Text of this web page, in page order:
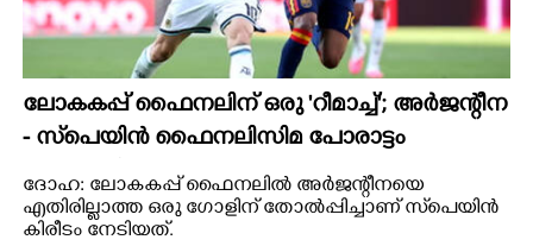
ലോകകപ്പ് ഫൈനലിന് ഒരു 'റീമാച്ച്'; അര്‍ജന്റീന
- സ്‌പെയിന്‍ ഫൈനലിസിമ പോരാട്ടം
നവംബറില്‍
ദോഹ: ലോകകപ്പ് ഫൈനലില്‍ അര്‍ജന്റീനയെ
എതിരില്ലാത്ത ഒരു ഗോളിന് തോല്‍പ്പിച്ചാണ് സ്‌പെയിന്‍
കിരീടം നേടിയത്.